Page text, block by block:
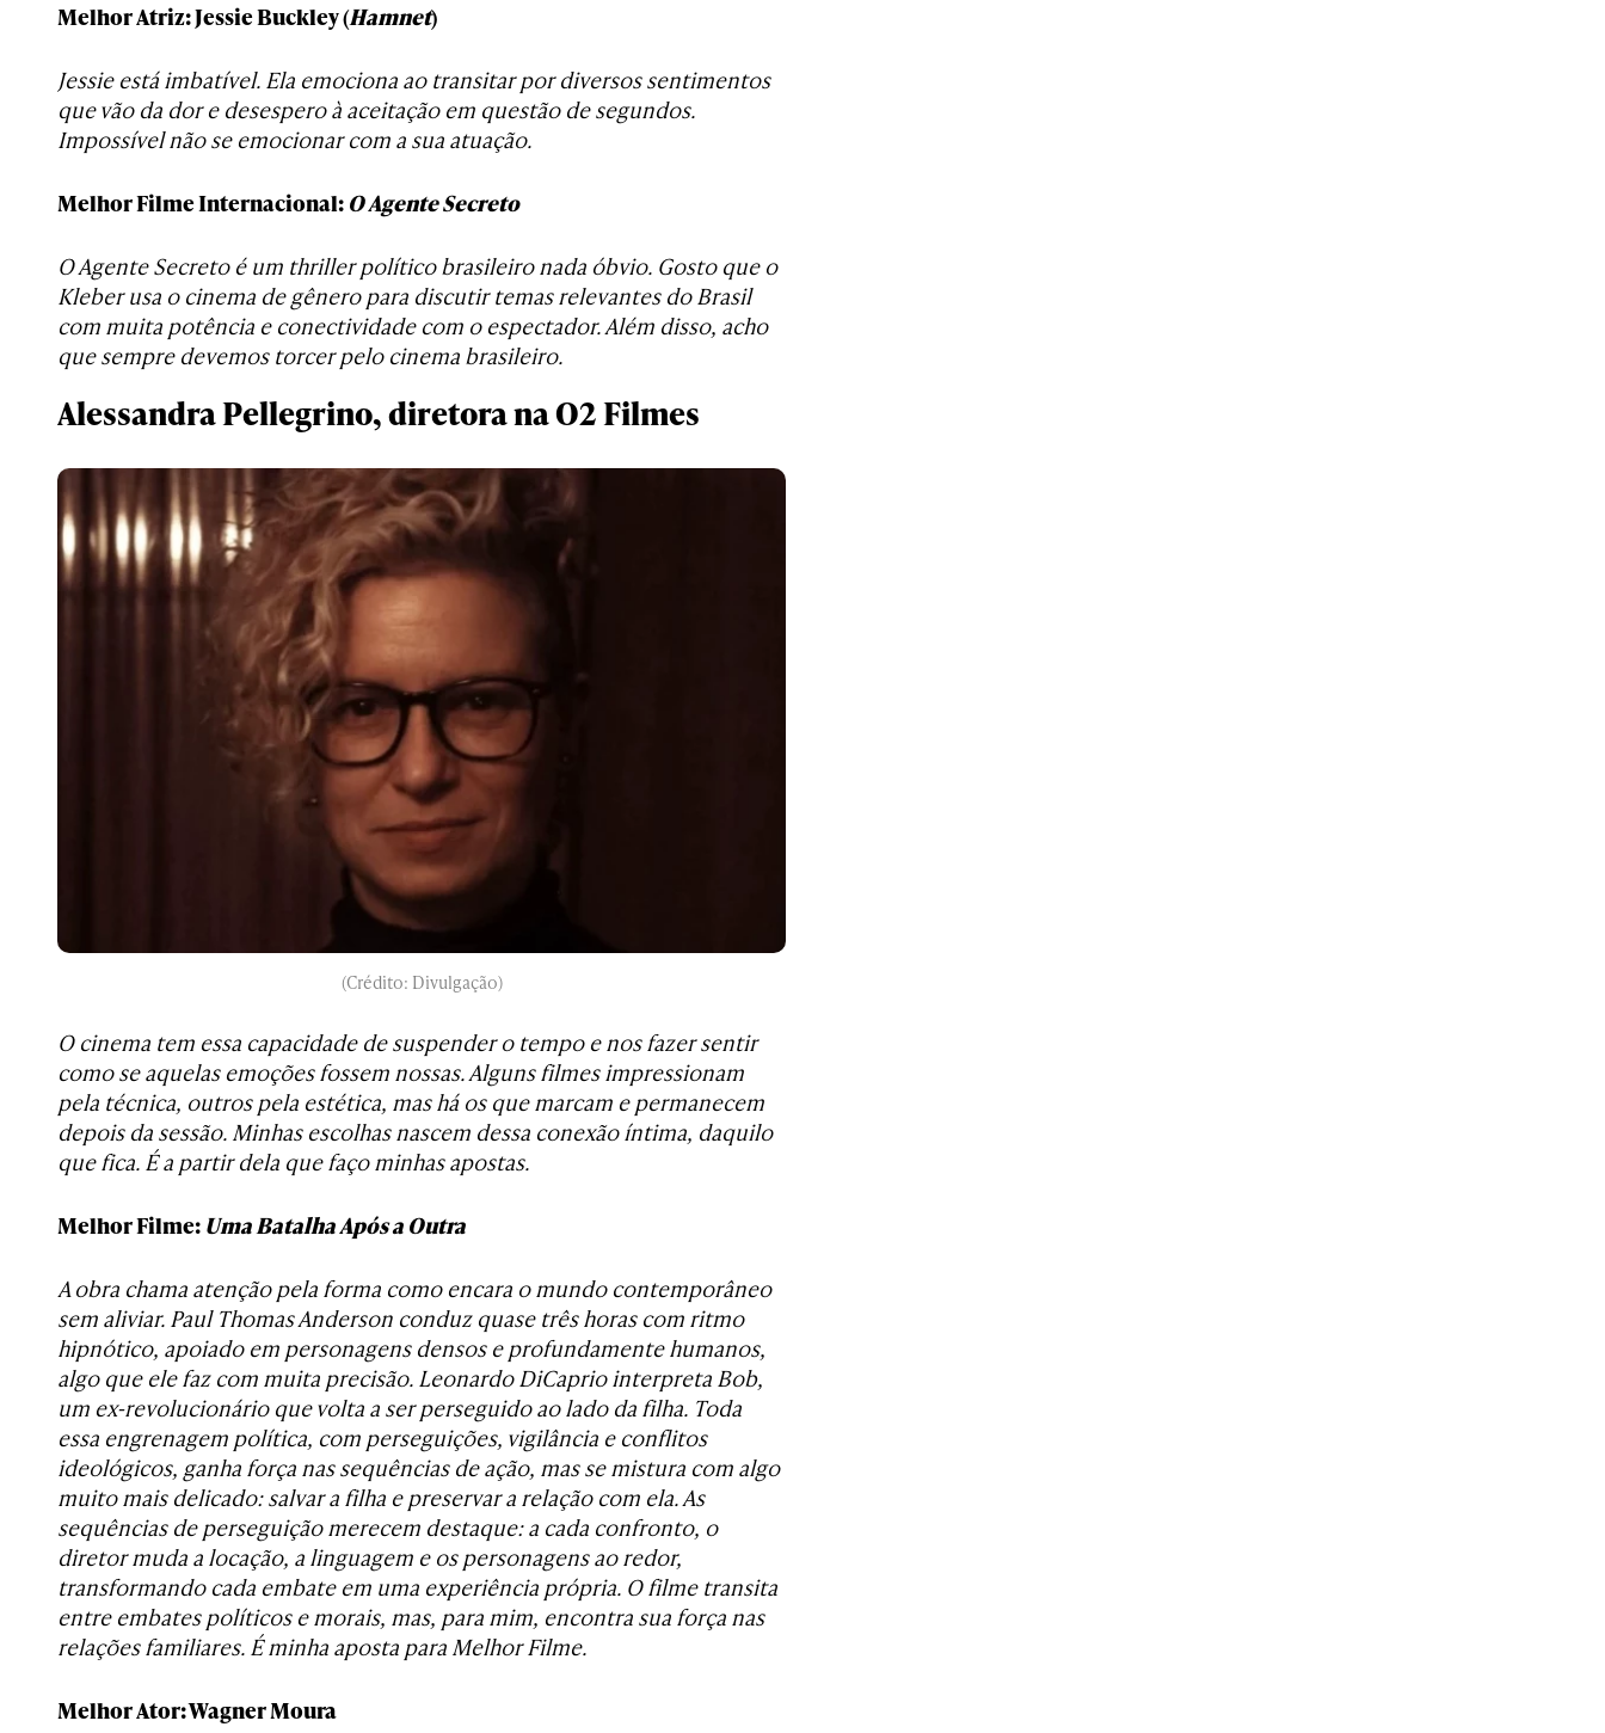
Melhor Atriz: Jessie Buckley (Hamnet)
Jessie está imbatível. Ela emociona ao transitar por diversos sentimentos
que vão da dor e desespero à aceitação em questão de segundos.
Impossível não se emocionar com a sua atuação.
Melhor Filme Internacional: O Agente Secreto
O Agente Secreto é um thriller político brasileiro nada óbvio. Gosto que o
Kleber usa o cinema de gênero para discutir temas relevantes do Brasil
com muita potência e conectividade com o espectador. Além disso, acho
que sempre devemos torcer pelo cinema brasileiro.
Alessandra Pellegrino, diretora na O2 Filmes
(Crédito: Divulgação)
O cinema tem essa capacidade de suspender o tempo e nos fazer sentir
como se aquelas emoções fossem nossas. Alguns filmes impressionam
pela técnica, outros pela estética, mas há os que marcam e permanecem
depois da sessão. Minhas escolhas nascem dessa conexão íntima, daquilo
que fica. É a partir dela que faço minhas apostas.
Melhor Filme: Uma Batalha Após a Outra
A obra chama atenção pela forma como encara o mundo contemporâneo
sem aliviar. Paul Thomas Anderson conduz quase três horas com ritmo
hipnótico, apoiado em personagens densos e profundamente humanos,
algo que ele faz com muita precisão. Leonardo DiCaprio interpreta Bob,
um ex-revolucionário que volta a ser perseguido ao lado da filha. Toda
essa engrenagem política, com perseguições, vigilância e conflitos
ideológicos, ganha força nas sequências de ação, mas se mistura com algo
muito mais delicado: salvar a filha e preservar a relação com ela. As
sequências de perseguição merecem destaque: a cada confronto, o
diretor muda a locação, a linguagem e os personagens ao redor,
transformando cada embate em uma experiência própria. O filme transita
entre embates políticos e morais, mas, para mim, encontra sua força nas
relações familiares. É minha aposta para Melhor Filme.
Melhor Ator: Wagner Moura